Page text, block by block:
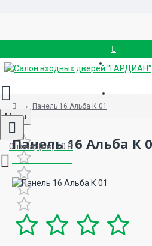
Menu
0 товар(ов) - 0 ₽
Панель 16 Альба К 01
Панель 16 Альба К